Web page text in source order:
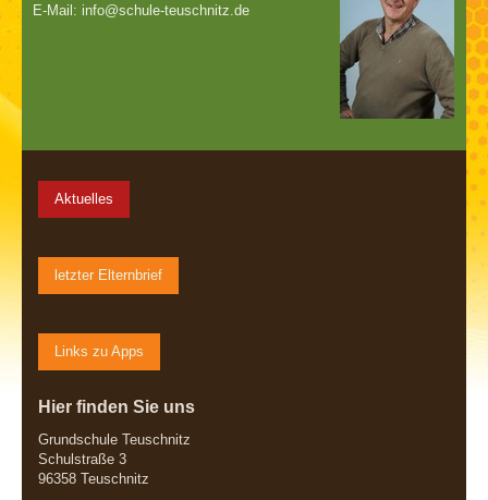
E-Mail: info@schule-teuschnitz.de
Aktuelles
letzter Elternbrief
Links zu Apps
Hier finden Sie uns
Grundschule Teuschnitz
Schulstraße 3
96358 Teuschnitz